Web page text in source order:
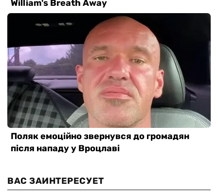
ВАС ЗАИНТЕРЕСУЕТ